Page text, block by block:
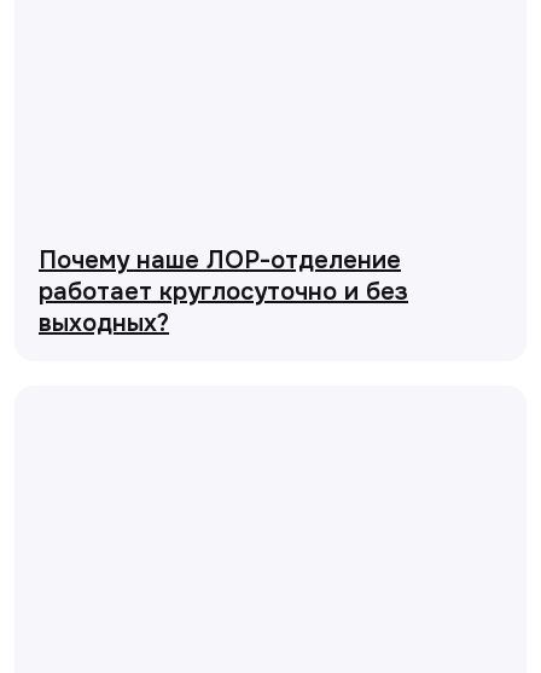
Почему наше ЛОР-отделение
работает круглосуточно и без
выходных?